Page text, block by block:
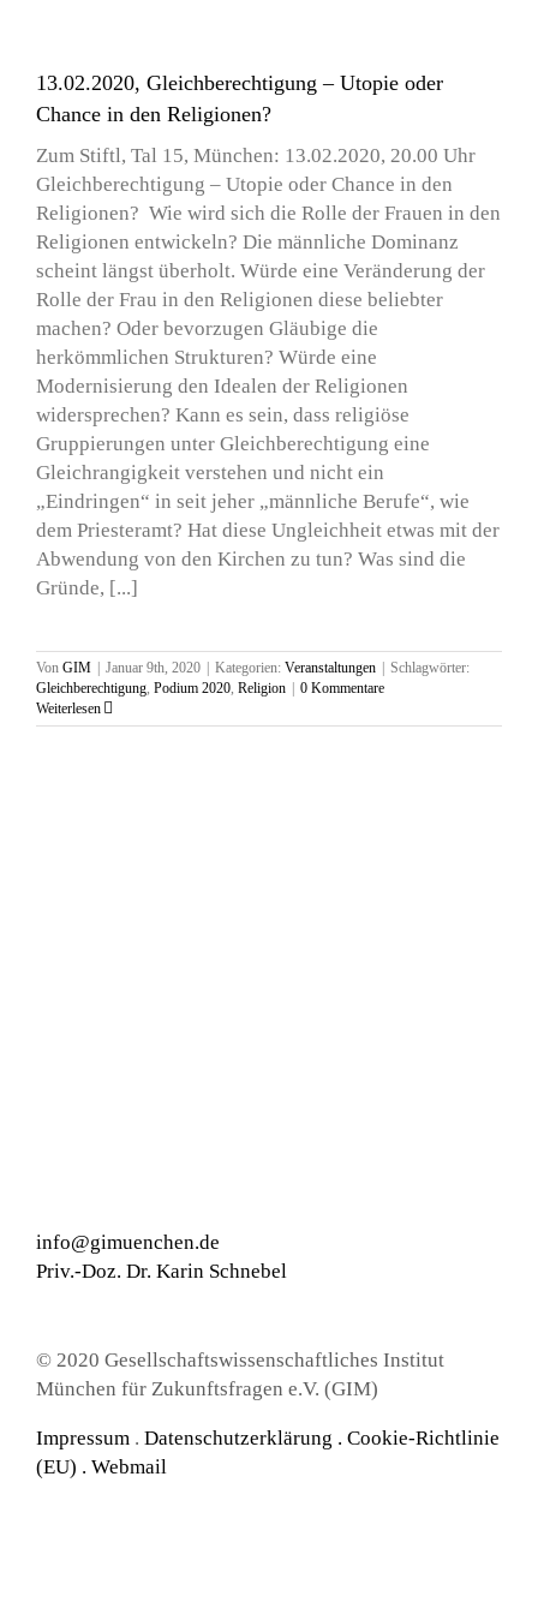
13.02.2020, Gleichberechtigung – Utopie oder
Chance in den Religionen?
Zum Stiftl, Tal 15, München: 13.02.2020, 20.00 Uhr
Gleichberechtigung – Utopie oder Chance in den
Religionen? Wie wird sich die Rolle der Frauen in den
Religionen entwickeln? Die männliche Dominanz
scheint längst überholt. Würde eine Veränderung der
Rolle der Frau in den Religionen diese beliebter
machen? Oder bevorzugen Gläubige die
herkömmlichen Strukturen? Würde eine
Modernisierung den Idealen der Religionen
widersprechen? Kann es sein, dass religiöse
Gruppierungen unter Gleichberechtigung eine
Gleichrangigkeit verstehen und nicht ein
„Eindringen“ in seit jeher „männliche Berufe“, wie
dem Priesteramt? Hat diese Ungleichheit etwas mit der
Abwendung von den Kirchen zu tun? Was sind die
Gründe, [...]
Von GIM Januar 9th, 2020 Kategorien: Veranstaltungen
Schlagwörter:
Gleichberechtigung, Podium 2020, Religion
0 Kommentare
Weiterlesen
info@gimuenchen.de
Priv.-Doz. Dr. Karin Schnebel
© 2020 Gesellschaftswissenschaftliches Institut
München für Zukunftsfragen e.V. (GIM)
Impressum . Datenschutzerklärung . Cookie-Richtlinie
(EU) . Webmail